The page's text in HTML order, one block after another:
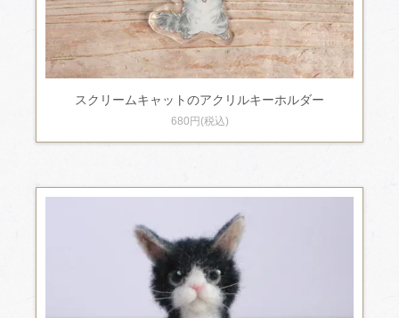
スクリームキャットのアクリルキーホルダー
680円(税込)